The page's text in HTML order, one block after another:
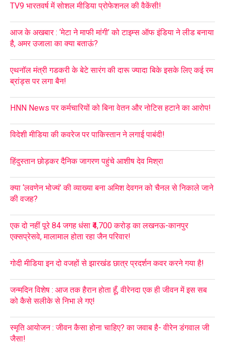
TV9 भारतवर्ष में सोशल मीडिया प्रोफेशनल की वैकेंसी!
आज के अखबार : ‘मेटा ने माफी मांगी’ को टाइम्स ऑफ इंडिया ने लीड बनाया
है, अमर उजाला का क्या बताऊं?
एथनॉल मंत्री गडकरी के बेटे सारंग की दारू ज्यादा बिके इसके लिए कई रम
ब्रांड्स पर लगा बैन!
HNN News पर कर्मचारियों को बिना वेतन और नोटिस हटाने का आरोप!
विदेशी मीडिया की कवरेज पर पाकिस्तान ने लगाई पाबंदी!
हिंदुस्तान छोड़कर दैनिक जागरण पहुंचे आशीष देव मिश्रा
क्या ‘लवणेन भोज्यं’ की व्याख्या बना अमिश देवगन को चैनल से निकाले जाने
की वजह?
एक दो नहीं पूरे 84 जगह धंसा ₹4,700 करोड़ का लखनऊ-कानपुर
एक्सप्रेसवे, मालामाल होता रहा जैन परिवार!
गोदी मीडिया इन दो वजहों से झारखंड छात्र प्रदर्शन कवर करने गया है!
जन्मदिन विशेष : आज तक हैरान होता हूँ, वीरेनदा एक ही जीवन में इस सब
को कैसे सलीके से निभा ले गए!
स्मृति आयोजन : जीवन कैसा होना चाहिए? का जवाब है- वीरेन डंगवाल जी
जैसा!